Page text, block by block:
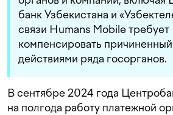
банк Узбекистана и
связи Humans Mobile требует
компенсировать
действиями ряда госорганов.
В сентябре 2024 года
на полгода работу платежной